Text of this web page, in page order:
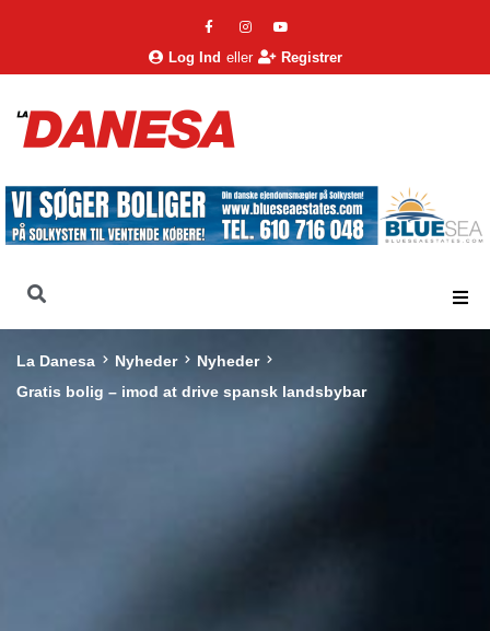
Log Ind eller Registrer
La Danesa Nyheder
Nyheder
Gratis bolig – imod at drive spansk landsbybar